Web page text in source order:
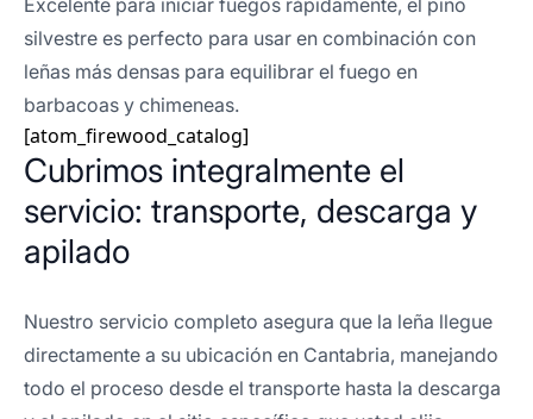
Excelente para iniciar fuegos rápidamente, el pino
silvestre es perfecto para usar en combinación con
leñas más densas para equilibrar el fuego en
barbacoas y chimeneas.
[atom_firewood_catalog]
Cubrimos integralmente el
servicio: transporte, descarga y
apilado
Nuestro servicio completo asegura que la leña llegue
directamente a su ubicación en Cantabria, manejando
todo el proceso desde el transporte hasta la descarga